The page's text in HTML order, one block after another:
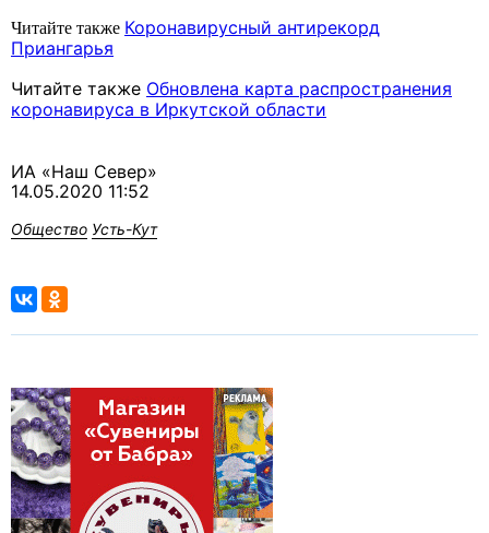
Читайте также Коронавирусный антирекорд
Приангарья
Читайте также Обновлена карта распространения
коронавируса в Иркутской области
ИА «Наш Север»
14.05.2020 11:52
Общество Усть-Кут